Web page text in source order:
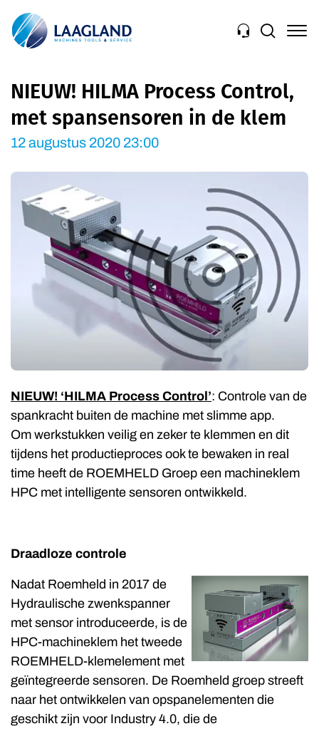
Navigation
NIEUW! HILMA Process Control,
met spansensoren in de klem
12 augustus 2020 23:00
NIEUW! ‘HILMA Process Control’: Controle van de
spankracht buiten de machine met slimme app.
Om werkstukken veilig en zeker te klemmen en dit
tijdens het productieproces ook te bewaken in real
time heeft de ROEMHELD Groep een machineklem
HPC met intelligente sensoren ontwikkeld.
Draadloze controle
Nadat Roemheld in 2017 de
Hydraulische zwenkspanner
met sensor introduceerde, is de
HPC-machineklem het tweede
ROEMHELD-klemelement met
geïntegreerde sensoren. De Roemheld groep streeft
naar het ontwikkelen van opspanelementen die
geschikt zijn voor Industry 4.0, die de